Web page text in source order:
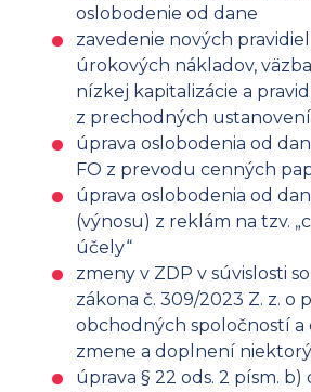
oslobodenie od dane
zavedenie nových
úrokových nákladov,
nízkej kapitalizácie a
z prechodných
úprava oslobodenia od
FO z prevodu cenných
úprava oslobodenia od
(výnosu) z reklám na tzv.
účely“
zmeny v ZDP v súvislosti
zákona č. 309/2023 Z. z. o
obchodných spoločností a
zmene a doplnení
úprava § 22 ods. 2 písm.